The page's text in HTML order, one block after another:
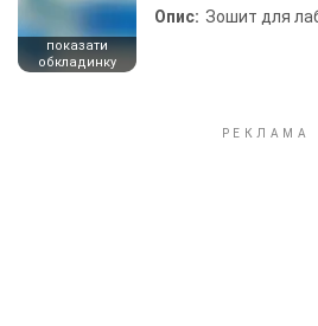
показати
обкладинку
Опис: Зошит для